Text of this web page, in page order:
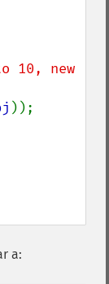
10, new
));
a: